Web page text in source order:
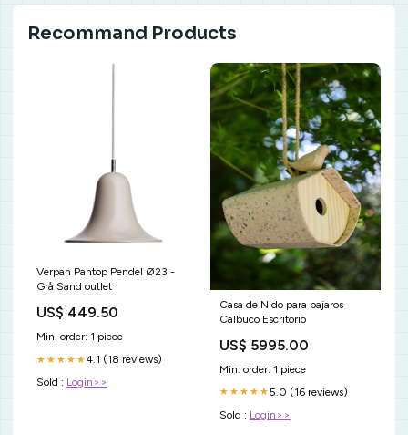
Recommand Products
Verpan Pantop Pendel Ø23 -
Grå Sand outlet
US$ 449.50
Min. order: 1 piece
★★★★★4.1 (18 reviews)
Sold : Login>>
Casa de Nido para pajaros
Calbuco Escritorio
US$ 5995.00
Min. order: 1 piece
★★★★★5.0 (16 reviews)
Sold : Login>>